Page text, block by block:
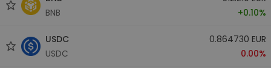
BNB
+0.10%
USDC
USDC
0.864730 EUR
0.00%